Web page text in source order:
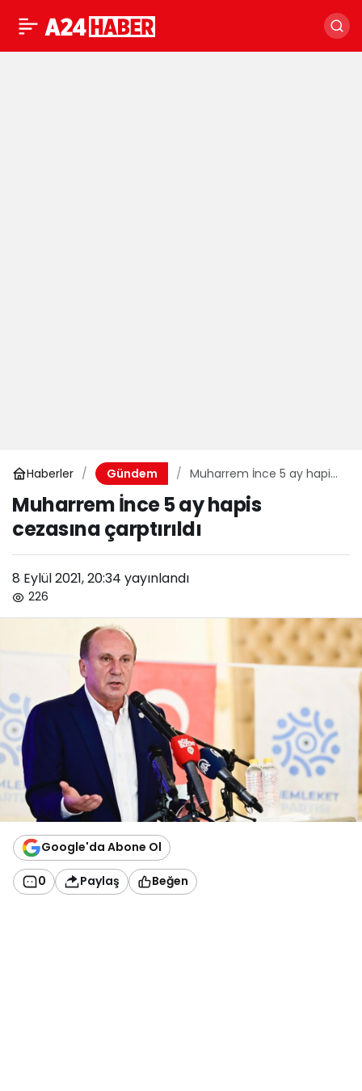
Haberler Gündem
Muharrem İnce 5 ay hapis
Muharrem İnce 5 ay hapis
cezasına çarptırıldı
8 Eylül 2021, 20:34 yayınlandı
226
Google'da Abone Ol
0 Paylaş Beğen